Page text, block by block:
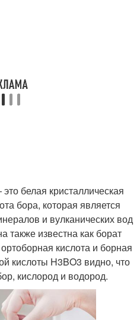
белая кристаллическая
бора, которая является
и вулканических вод
также известна как борат
кислота и борная
кислоты H3BO3 видно, что
кислород и водород.